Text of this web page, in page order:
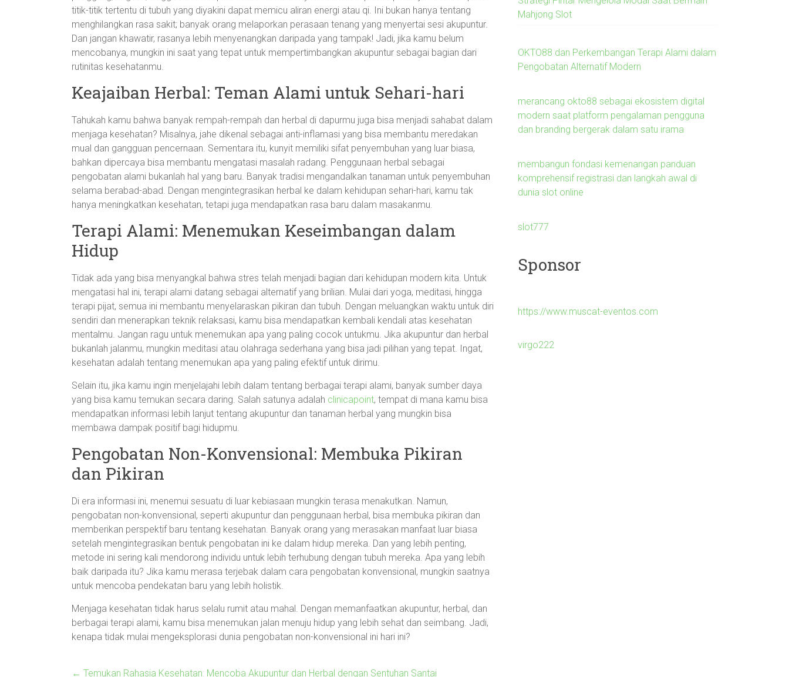
titik-titik tertentu di tubuh yang diyakini dapat memicu aliran energi atau qi. Ini bukan hanya tentang
menghilangkan rasa sakit; banyak orang melaporkan perasaan tenang yang menyertai sesi akupuntur.
Dan jangan khawatir, rasanya lebih menyenangkan daripada yang tampak! Jadi, jika kamu belum
mencobanya, mungkin ini saat yang tepat untuk mempertimbangkan akupuntur sebagai bagian dari
rutinitas kesehatanmu.
Keajaiban Herbal: Teman Alami untuk Sehari-hari
Tahukah kamu bahwa banyak rempah-rempah dan herbal di dapurmu juga bisa menjadi sahabat dalam
menjaga kesehatan? Misalnya, jahe dikenal sebagai anti-inflamasi yang bisa membantu meredakan
mual dan gangguan pencernaan. Sementara itu, kunyit memiliki sifat penyembuhan yang luar biasa,
bahkan dipercaya bisa membantu mengatasi masalah radang. Penggunaan herbal sebagai
pengobatan alami bukanlah hal yang baru. Banyak tradisi mengandalkan tanaman untuk penyembuhan
selama berabad-abad. Dengan mengintegrasikan herbal ke dalam kehidupan sehari-hari, kamu tak
hanya meningkatkan kesehatan, tetapi juga mendapatkan rasa baru dalam masakanmu.
Terapi Alami: Menemukan Keseimbangan dalam
Hidup
Tidak ada yang bisa menyangkal bahwa stres telah menjadi bagian dari kehidupan modern kita. Untuk
mengatasi hal ini, terapi alami datang sebagai alternatif yang brilian. Mulai dari yoga, meditasi, hingga
terapi pijat, semua ini membantu menyelaraskan pikiran dan tubuh. Dengan meluangkan waktu untuk diri
sendiri dan menerapkan teknik relaksasi, kamu bisa mendapatkan kembali kendali atas kesehatan
mentalmu. Jangan ragu untuk menemukan apa yang paling cocok untukmu. Jika akupuntur dan herbal
bukanlah jalanmu, mungkin meditasi atau olahraga sederhana yang bisa jadi pilihan yang tepat. Ingat,
kesehatan adalah tentang menemukan apa yang paling efektif untuk dirimu.
Selain itu, jika kamu ingin menjelajahi lebih dalam tentang berbagai terapi alami, banyak sumber daya
yang bisa kamu temukan secara daring. Salah satunya adalah clinicapoint, tempat di mana kamu bisa
mendapatkan informasi lebih lanjut tentang akupuntur dan tanaman herbal yang mungkin bisa
membawa dampak positif bagi hidupmu.
Pengobatan Non-Konvensional: Membuka Pikiran
dan Pikiran
Di era informasi ini, menemui sesuatu di luar kebiasaan mungkin terasa menakutkan. Namun,
pengobatan non-konvensional, seperti akupuntur dan penggunaan herbal, bisa membuka pikiran dan
memberikan perspektif baru tentang kesehatan. Banyak orang yang merasakan manfaat luar biasa
setelah mengintegrasikan bentuk pengobatan ini ke dalam hidup mereka. Dan yang lebih penting,
metode ini sering kali mendorong individu untuk lebih terhubung dengan tubuh mereka. Apa yang lebih
baik daripada itu? Jika kamu merasa terjebak dalam cara pengobatan konvensional, mungkin saatnya
untuk mencoba pendekatan baru yang lebih holistik.
Menjaga kesehatan tidak harus selalu rumit atau mahal. Dengan memanfaatkan akupuntur, herbal, dan
berbagai terapi alami, kamu bisa menemukan jalan menuju hidup yang lebih sehat dan seimbang. Jadi,
kenapa tidak mulai mengeksplorasi dunia pengobatan non-konvensional ini hari ini?
← Temukan Rahasia Kesehatan: Mencoba Akupuntur dan Herbal dengan Sentuhan Santai
Mahjong Slot
OKTO88 dan Perkembangan Terapi Alami dalam
Pengobatan Alternatif Modern
merancang okto88 sebagai ekosistem digital
modern saat platform pengalaman pengguna
dan branding bergerak dalam satu irama
membangun fondasi kemenangan panduan
komprehensif registrasi dan langkah awal di
dunia slot online
slot777
Sponsor
https://www.muscat-eventos.com
virgo222